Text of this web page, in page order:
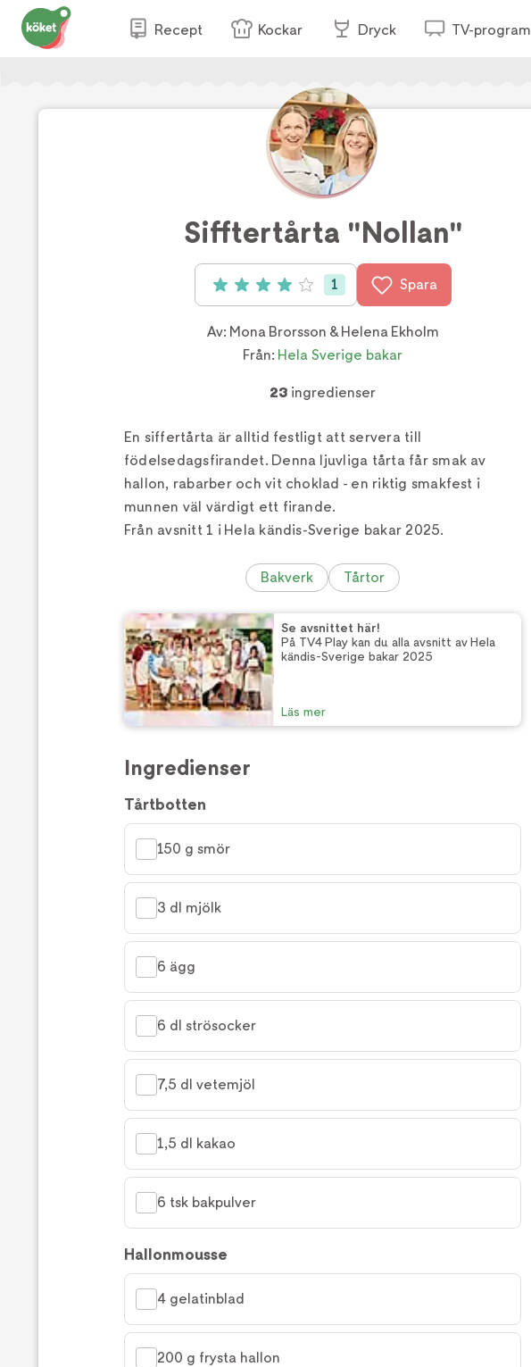
Recept Kockar Dryck TV-program
Sifftertårta "Nollan"
Betyg: 4 av 5 (1 röster)
1 Spara
Av: Mona Brorsson & Helena Ekholm
Från: Hela Sverige bakar
23 ingredienser
En siffertårta är alltid festligt att servera till
födelsedagsfirandet. Denna ljuvliga tårta får smak av
hallon, rabarber och vit choklad - en riktig smakfest i
munnen väl värdigt ett firande.
Från avsnitt 1 i Hela kändis-Sverige bakar 2025.
Bakverk Tårtor
Se avsnittet här!
På TV4 Play kan du alla avsnitt av Hela
kändis-Sverige bakar 2025
Läs mer
Ingredienser
Tårtbotten
150 g smör
3 dl mjölk
6 ägg
6 dl strösocker
7,5 dl vetemjöl
1,5 dl kakao
6 tsk bakpulver
Hallonmousse
4 gelatinblad
200 g frysta hallon